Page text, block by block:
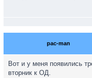
pac-man
Вот и у меня появились
вторник к ОД.